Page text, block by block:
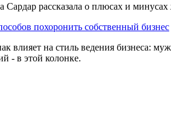
рассказала о плюсах и
похоронить собственный бизнес
влияет на стиль ведения бизнеса:
- в этой колонке.